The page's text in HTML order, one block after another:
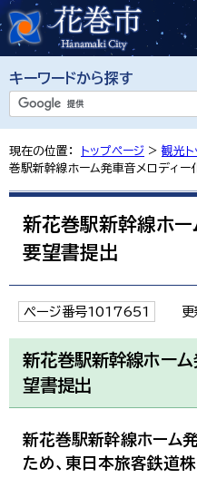
キーワードから探す
現在の位置： トップページ > 観光ト
巻駅新幹線ホーム発車音メロディー
新花巻駅新幹線ホー
要望書提出
ページ番号1017651 更
新花巻駅新幹線ホー
望書提出
新花巻駅新幹線ホーム
ため、東日本旅客鉄道